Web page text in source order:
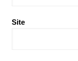
Site